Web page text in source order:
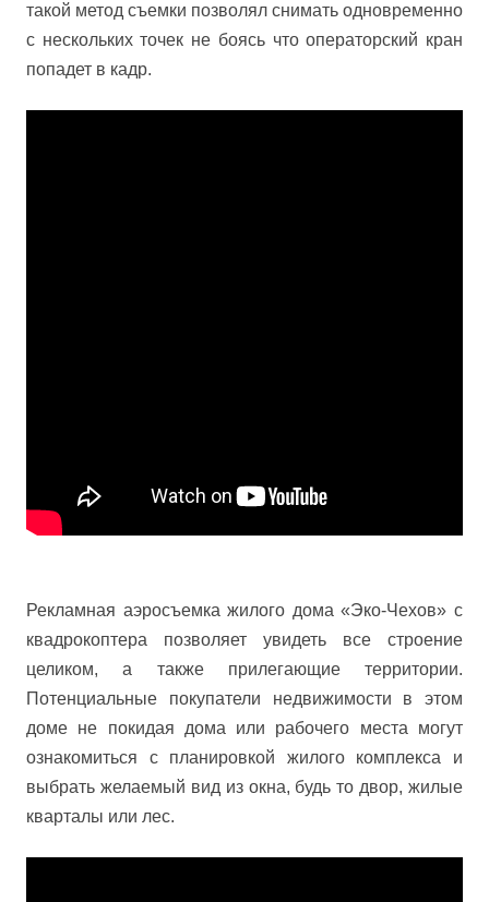
такой метод съемки позволял снимать одновременно
с нескольких точек не боясь что операторский кран
попадет в кадр.
Рекламная аэросъемка жилого дома «Эко-Чехов» с
квадрокоптера позволяет увидеть все строение
целиком, а также прилегающие территории.
Потенциальные покупатели недвижимости в этом
доме не покидая дома или рабочего места могут
ознакомиться с планировкой жилого комплекса и
выбрать желаемый вид из окна, будь то двор, жилые
кварталы или лес.